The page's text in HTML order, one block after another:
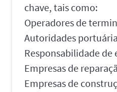
chave, tais como:
Operadores de
Autoridades
Responsabilidade de
Empresas de
Empresas de